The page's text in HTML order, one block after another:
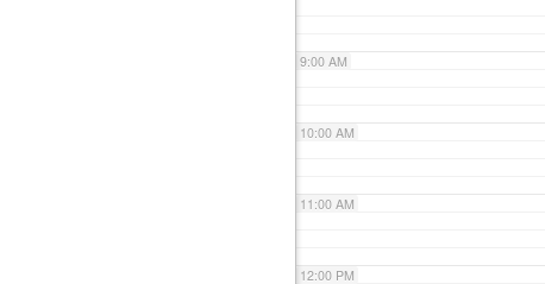
9:00 AM
10:00 AM
11:00 AM
12:00 PM